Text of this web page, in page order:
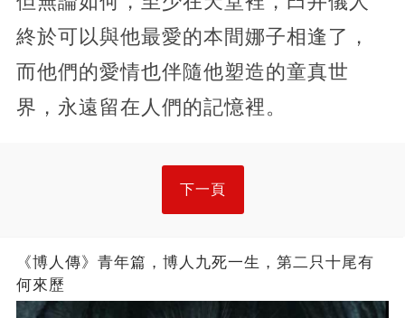
終於可以與他最愛的本間娜子相逢了，
而他們的愛情也伴隨他塑造的童真世
界，永遠留在人們的記憶裡。
下一頁
《博人傳》青年篇，博人九死一生，第二只十尾有
何來歷